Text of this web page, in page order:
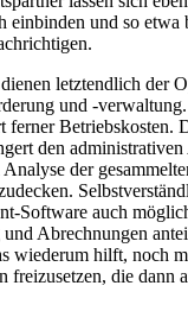
einbinden und so etwa
letztendlich der
und -
ferner Betriebskosten.
den
der
Software auch
Abrechnungen
wiederum hilft, noch
freizusetzen, die dann